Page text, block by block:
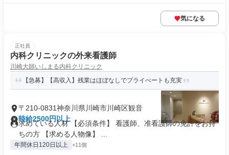
気になる
正社員
内科クリニックの外来看護師
川崎大師いしまる内科クリニック
【急募】【高収入】残業はほぼなしでプライべートも充実
〒210-0831神奈川県川崎市川崎区観音
時給2500円以上
求めている人材 【必須条件】 看護師、准看護師の免許をお持
ちの方 【求める人物像】 ...
年間休日120日以上 +11個